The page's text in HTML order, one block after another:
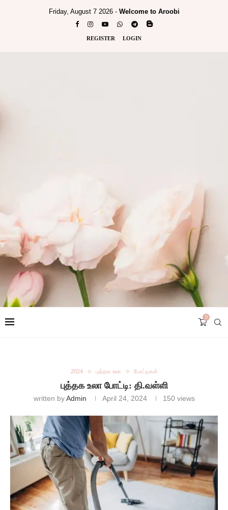
Friday, August 7 2026 - Welcome to Aroobi
REGISTER LOGIN
0
2024 புத்தக உலா போட்டிகள்
புத்தக உலா போட்டி: தி.வள்ளி
written byAdmin April 24, 2024 150views